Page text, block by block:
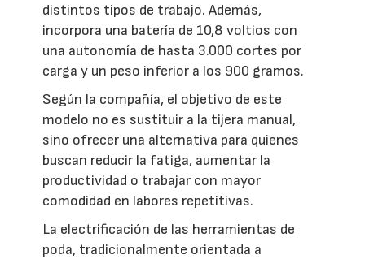
distintos tipos de trabajo. Además,
incorpora una batería de 10,8 voltios con
una autonomía de hasta 3.000 cortes por
carga y un peso inferior a los 900 gramos.
Según la compañía, el objetivo de este
modelo no es sustituir a la tijera manual,
sino ofrecer una alternativa para quienes
buscan reducir la fatiga, aumentar la
productividad o trabajar con mayor
comodidad en labores repetitivas.
La electrificación de las herramientas de
poda, tradicionalmente orientada a